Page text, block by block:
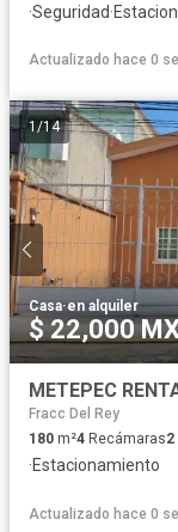
·Seguridad·
Actualizado hace 0
1 /14
Casa·en alquiler
$ 22,000
METEPEC
Fracc Del Rey
180 m²4 Recámaras2
·Estacionamiento
Actualizado hace 0